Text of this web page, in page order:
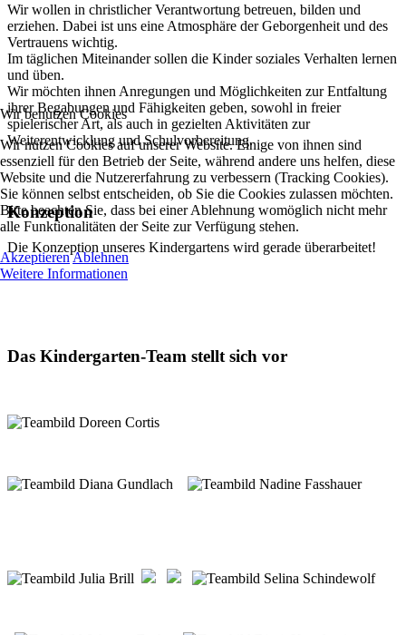
Wir wollen in christlicher Verantwortung betreuen, bilden und
erziehen. Dabei ist uns eine Atmosphäre der Geborgenheit und des
Vertrauens wichtig.
Im täglichen Miteinander sollen die Kinder soziales Verhalten lernen
und üben.
Wir möchten ihnen Anregungen und Möglichkeiten zur Entfaltung
ihrer Begabungen und Fähigkeiten geben, sowohl in freier
spielerischer Art, als auch in gezielten Aktivitäten zur
Weiterentwicklung und Schulvorbereitung.
Konzeption
Die Konzeption unseres Kindergartens wird gerade überarbeitet!
Das Kindergarten-Team stellt sich vor
Wir benutzen Cookies
Wir nutzen Cookies auf unserer Website. Einige von ihnen sind
essenziell für den Betrieb der Seite, während andere uns helfen, diese
Website und die Nutzererfahrung zu verbessern (Tracking Cookies).
Sie können selbst entscheiden, ob Sie die Cookies zulassen möchten.
Bitte beachten Sie, dass bei einer Ablehnung womöglich nicht mehr
alle Funktionalitäten der Seite zur Verfügung stehen.
AkzeptierenAblehnen
Weitere Informationen